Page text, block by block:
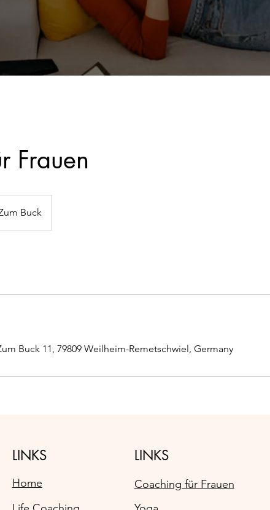
Frauen
Buck
Buck 11, 79809 Weilheim-Remetschwiel, Germany
LINKS
Home
LINKS
Coaching für Frauen